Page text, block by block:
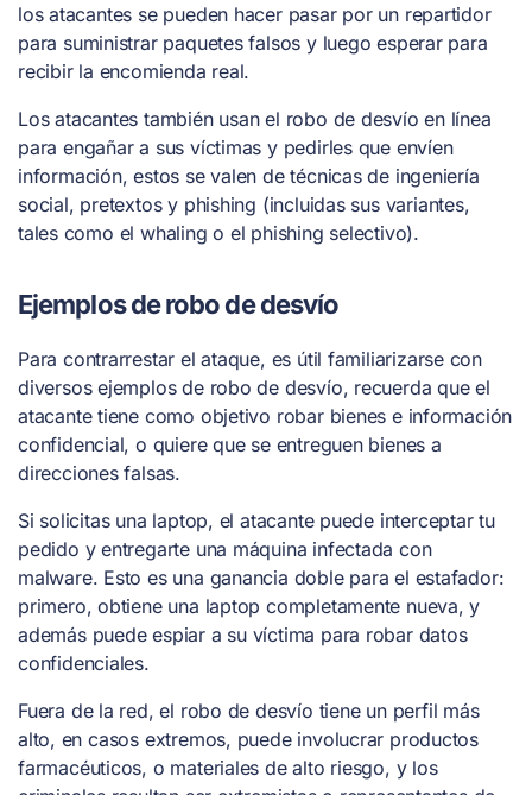
los atacantes se pueden hacer pasar por un repartidor
para suministrar paquetes falsos y luego esperar para
recibir la encomienda real.
Los atacantes también usan el robo de desvío en línea
para engañar a sus víctimas y pedirles que envíen
información, estos se valen de técnicas de ingeniería
social, pretextos y phishing (incluidas sus variantes,
tales como el whaling o el phishing selectivo).
Ejemplos de robo de desvío
Para contrarrestar el ataque, es útil familiarizarse con
diversos ejemplos de robo de desvío, recuerda que el
atacante tiene como objetivo robar bienes e información
confidencial, o quiere que se entreguen bienes a
direcciones falsas.
Si solicitas una laptop, el atacante puede interceptar tu
pedido y entregarte una máquina infectada con
malware. Esto es una ganancia doble para el estafador:
primero, obtiene una laptop completamente nueva, y
además puede espiar a su víctima para robar datos
confidenciales.
Fuera de la red, el robo de desvío tiene un perfil más
alto, en casos extremos, puede involucrar productos
farmacéuticos, o materiales de alto riesgo, y los